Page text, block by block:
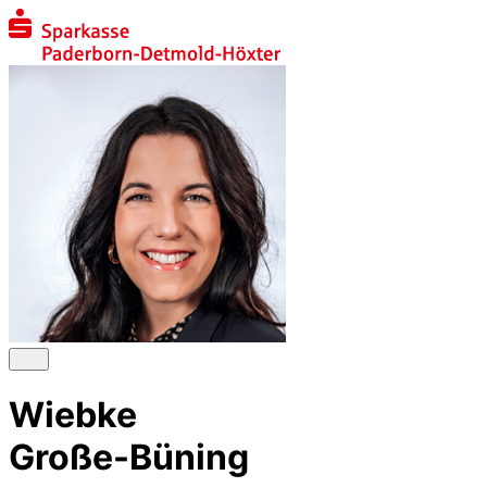
Wiebke
Große-Büning